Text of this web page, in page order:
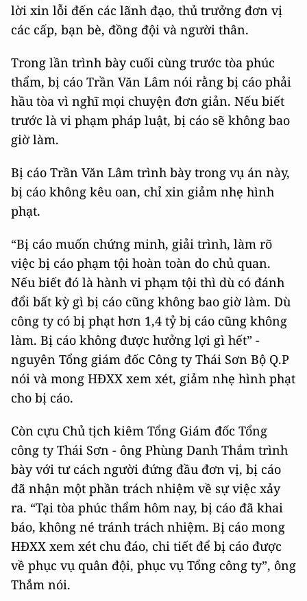
lời xin lỗi đến các lãnh đạo, thủ trưởng đơn vị
các cấp, bạn bè, đồng đội và người thân.
Trong lần trình bày cuối cùng trước tòa phúc
thẩm, bị cáo Trần Văn Lâm nói rằng bị cáo phải
hầu tòa vì nghĩ mọi chuyện đơn giản. Nếu biết
trước là vi phạm pháp luật, bị cáo sẽ không bao
giờ làm.
Bị cáo Trần Văn Lâm trình bày trong vụ án này,
bị cáo không kêu oan, chỉ xin giảm nhẹ hình
phạt.
“Bị cáo muốn chứng minh, giải trình, làm rõ
việc bị cáo phạm tội hoàn toàn do chủ quan.
Nếu biết đó là hành vi phạm tội thì dù có đánh
đổi bất kỳ gì bị cáo cũng không bao giờ làm. Dù
công ty có bị phạt hơn 1,4 tỷ bị cáo cũng không
làm. Bị cáo không được hưởng lợi gì hết” -
nguyên Tổng giám đốc Công ty Thái Sơn Bộ Q.P
nói và mong HĐXX xem xét, giảm nhẹ hình phạt
cho bị cáo.
Còn cựu Chủ tịch kiêm Tổng Giám đốc Tổng
công ty Thái Sơn - ông Phùng Danh Thắm trình
bày với tư cách người đứng đầu đơn vị, bị cáo
đã nhận một phần trách nhiệm về sự việc xảy
ra. “Tại tòa phúc thẩm hôm nay, bị cáo đã khai
báo, không né tránh trách nhiệm. Bị cáo mong
HĐXX xem xét chu đáo, chi tiết để bị cáo được
về phục vụ quân đội, phục vụ Tổng công ty”, ông
Thắm nói.